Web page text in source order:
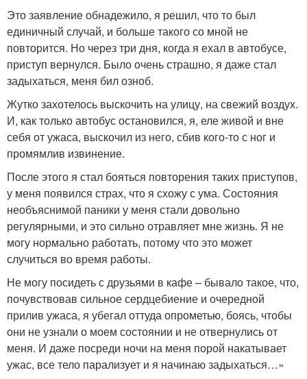
Это заявление обнадежило, я решил, что то был
единичный случай, и больше такого со мной не
повторится. Но через три дня, когда я ехал в автобусе,
приступ вернулся. Было очень страшно, я даже стал
задыхаться, меня бил озноб.
Жутко захотелось выскочить на улицу, на свежий воздух.
И, как только автобус остановился, я, еле живой и вне
себя от ужаса, выскочил из него, сбив кого-то с ног и
промямлив извинение.
После этого я стал бояться повторения таких приступов,
у меня появился страх, что я схожу с ума. Состояния
необъяснимой паники у меня стали довольно
регулярными, и это сильно отравляет мне жизнь. Я не
могу нормально работать, потому что это может
случиться во время работы.
Не могу посидеть с друзьями в кафе – бывало такое, что,
почувствовав сильное сердцебиение и очередной
прилив ужаса, я убегал оттуда опрометью, боясь, чтобы
они не узнали о моем состоянии и не отвернулись от
меня. И даже посреди ночи на меня порой накатывает
ужас, все тело парализует и я начинаю задыхаться…»